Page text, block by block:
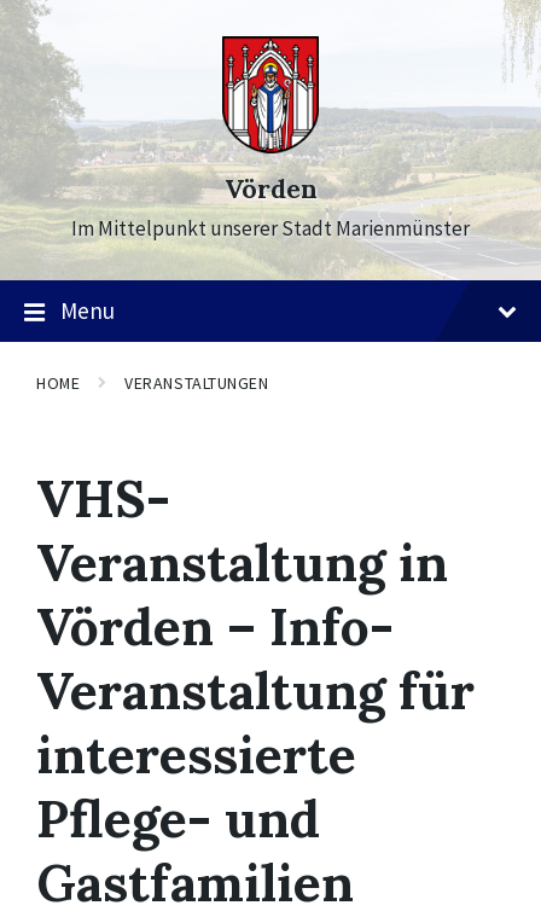
Skip
to
content
Skip
to
main
navigation
Skip
to
footer
Vörden
Im Mittelpunkt unserer Stadt Marienmünster
Menu
HOME VERANSTALTUNGEN
VHS-
Veranstaltung in
Vörden – Info-
Veranstaltung für
interessierte
Pflege- und
Gastfamilien